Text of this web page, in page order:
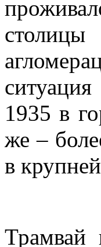
1935 в
же –
в
Трамвай